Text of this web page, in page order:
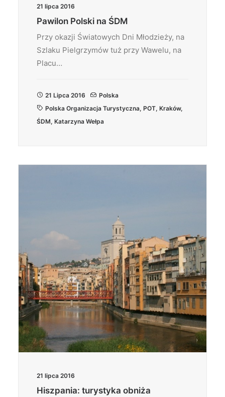
21 lipca 2016
Pawilon Polski na ŚDM
Przy okazji Światowych Dni Młodzieży, na
Szlaku Pielgrzymów tuż przy Wawelu, na
Placu…
21 Lipca 2016
Polska
Polska Organizacja Turystyczna, POT, Kraków,
ŚDM, Katarzyna Wełpa
21 lipca 2016
Hiszpania: turystyka obniża